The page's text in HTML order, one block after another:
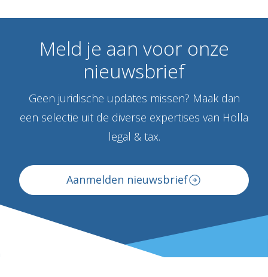
Meld je aan voor onze
nieuwsbrief
Geen juridische updates missen? Maak dan
een selectie uit de diverse expertises van Holla
legal & tax.
Aanmelden nieuwsbrief